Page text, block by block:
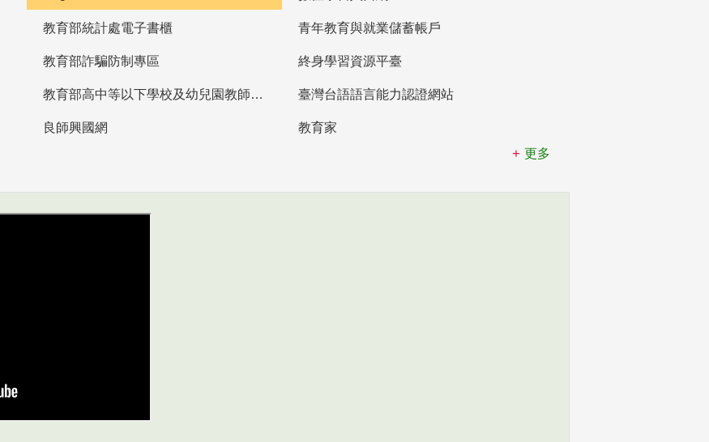
教育部統計處電子書櫃 青年教育與就業儲蓄帳戶
教育部詐騙防制專區 終身學習資源平臺
教育部高中等以下學校及幼兒園教師資格檢定考試 臺灣台語語言能力認證網站
良師興國網
教育家
更多